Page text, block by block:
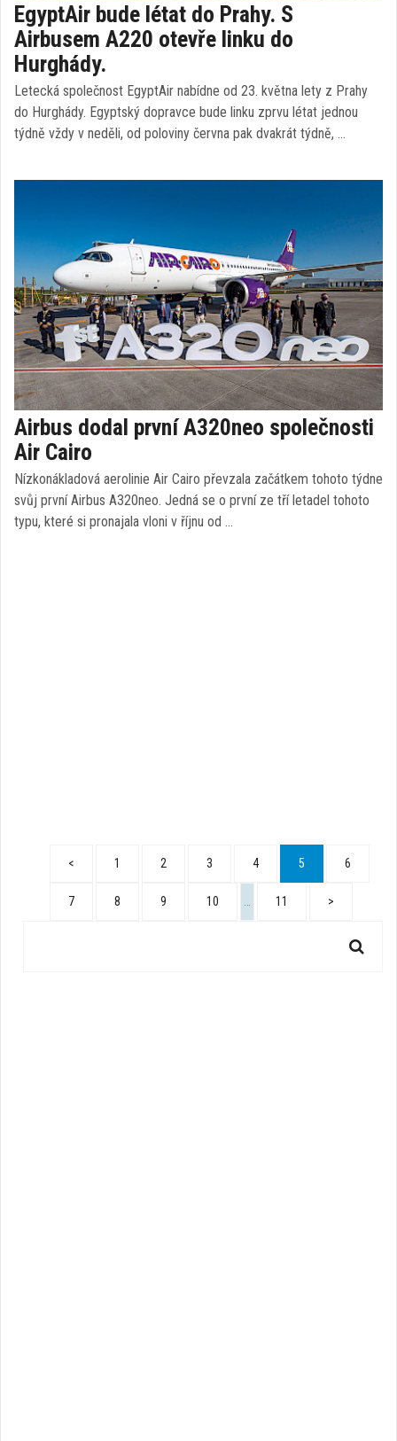
EgyptAir bude létat do Prahy. S
Airbusem A220 otevře linku do
Hurghády.
Letecká společnost EgyptAir nabídne od 23. května lety z Prahy
do Hurghády. Egyptský dopravce bude linku zprvu létat jednou
týdně vždy v neděli, od poloviny června pak dvakrát týdně, …
Airbus dodal první A320neo společnosti
Air Cairo
Nízkonákladová aerolinie Air Cairo převzala začátkem tohoto týdne
svůj první Airbus A320neo. Jedná se o první ze tří letadel tohoto
typu, které si pronajala vloni v říjnu od …
< 1 2 3 4 5 6
7 8 9 10 11 >